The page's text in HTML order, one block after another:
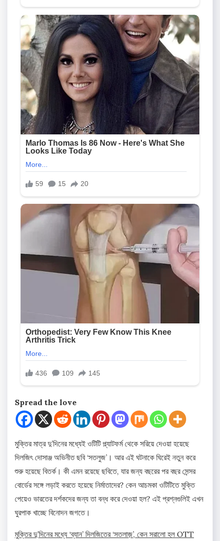
Spread the love
মুক্তির মাত্র দু’দিনের মধ্যেই ওটিটি প্ল্যাটফর্ম থেকে সরিয়ে দেওয়া হয়েছে
দিলজিৎ দোসাঞ্জ অভিনীত ছবি ‘সতলুজ’। আর এই ঘটনাকে ঘিরেই নতুন করে
শুরু হয়েছে বিতর্ক। কী এমন রয়েছে ছবিতে, যার জন্য বছরের পর বছর সেন্সর
বোর্ডের সঙ্গে লড়াই করতে হয়েছে নির্মাতাদের? কেন আচমকা ওটিটিতে মুক্তি
পেয়েও ভারতের দর্শকদের জন্য তা বন্ধ করে দেওয়া হল? এই প্রশ্নগুলিই এখন
ঘুরপাক খাচ্ছে বিনোদন জগতে।
মুক্তির দু’দিনের মধ্যে ‘ব্যান’ দিলজিতের ‘সতলাজ়’, কেন সরালো হল OTT